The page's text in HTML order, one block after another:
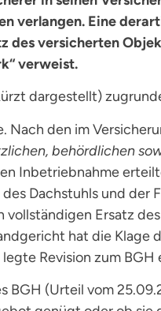
verlangen. Eine
des versicherten
verweist.
dargestellt)
Nach den im
behördlichen
Inbetriebnahme
Dachstuhls und
Ersatz
hat die Klage
Revision zum
(Urteil vom